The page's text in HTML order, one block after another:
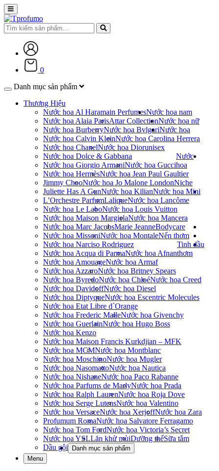
0
Danh mục sản phẩm
Thương Hiệu
Nước hoa Al Haramain Perfumes
Nước hoa Alaia ParisAttar Collection
Nước hoa BurberryNước hoa Bvlgari
Nước hoa Calvin KleinNước hoa Carolina Herrera
Nước hoa ChanelNước hoa Dior
Nước hoa Dolce & Gabbana
Nước hoa Giorgio ArmaniNước hoa Gucci
Nước hoa HermèsNước hoa Jean Paul Gaultier
Jimmy ChooNước hoa Jo Malone London
Juliette Has A GunNước hoa Kilian
L’Orchestre ParfumLaliqueNước hoa Lancôme
Nước hoa Le LaboNước hoa Louis Vuitton
Nước hoa Maison MargielaNước hoa Mancera
Nước hoa Marc JacobsMarie Jeanne
Nước hoa MissoniNước hoa Montale
Nước hoa Narciso Rodriguez
Nước hoa Acqua di ParmaNước hoa Afnan
Nước hoa AmouageNước hoa Armaf
Nước hoa AzzaroNước hoa Britney Spears
Nước hoa ByredoNước hoa ChloéNước hoa Creed
Nước hoa DavidoffNước hoa Diesel
Nước hoa DiptyqueNước hoa Escentric Molecules
Nước hoa Etat Libre d`Orange
Nước hoa Frederic MalleNước hoa Givenchy
Nước hoa GuerlainNước hoa Hugo Boss
Nước hoa Kenzo
Nước hoa Maison Francis Kurkdjian – MFK
Nước hoa MCMNước hoa Montblanc
Nước hoa MoschinoNước hoa Mugler
Nước hoa NasomattoNước hoa Nautica
Nước hoa NishaneNước hoa Paco Rabanne
Nước hoa Parfums de MarlyNước hoa Prada
Nước hoa Ralph LaurenNước hoa Roja Dove
Nước hoa Serge LutensNước hoa Valentino
Nước hoa VersaceNước hoa XerjoffNước hoa Zara
Profumum RomaNước hoa Salvatore Ferragamo
Nước hoa Tom FordNước hoa Victoria’s Secret
Nước hoa YSL
Nước hoa nam
Nước hoa nữ
Nước hoa
unisex
Nước
hoa
Niche
Nước hoa Mini
Bodycare
Lăn khử mùiDưỡng thểSữa tắm
Dầu gội
Nến thơm
Tinh dầu
thơm
Danh mục sản phẩm
Menu